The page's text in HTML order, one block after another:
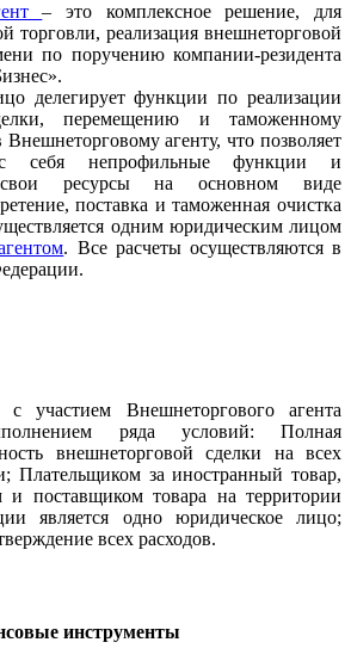
– это комплексное решение, для
торговли, реализация внешнеторговой
по поручению компании-резидента
делегирует функции по реализации
перемещению и таможенному
агенту, что позволяет
себя непрофильные функции и
свои ресурсы на основном виде
поставка и таможенная очистка
одним юридическим лицом
. Все расчеты осуществляются в
с участием Внешнеторгового агента
ряда условий: Полная
внешнеторговой сделки на всех
Плательщиком за иностранный товар,
поставщиком товара на территории
является одно юридическое лицо;
всех расходов.
инструменты